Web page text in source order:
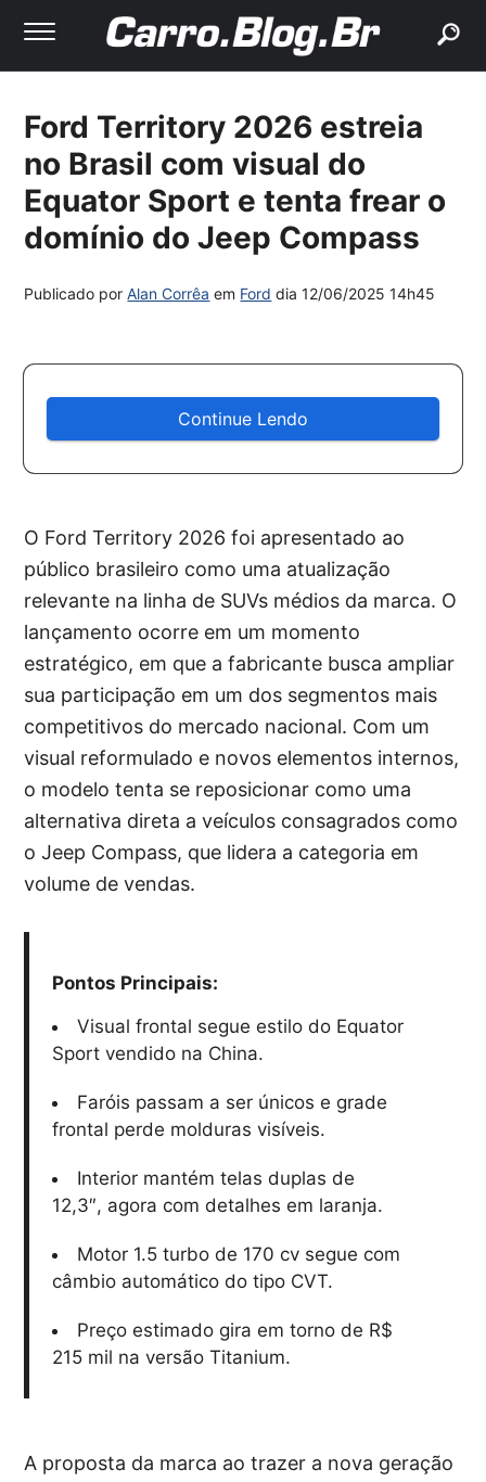
Ford Territory 2026 estreia
no Brasil com visual do
Equator Sport e tenta frear o
domínio do Jeep Compass
Publicado porAlan Corrêa em Ford dia12/06/2025 14h45
Continue Lendo
O Ford Territory 2026 foi apresentado ao
público brasileiro como uma atualização
relevante na linha de SUVs médios da marca. O
lançamento ocorre em um momento
estratégico, em que a fabricante busca ampliar
sua participação em um dos segmentos mais
competitivos do mercado nacional. Com um
visual reformulado e novos elementos internos,
o modelo tenta se reposicionar como uma
alternativa direta a veículos consagrados como
o Jeep Compass, que lidera a categoria em
volume de vendas.
Pontos Principais:
Visual frontal segue estilo do Equator
Sport vendido na China.
Faróis passam a ser únicos e grade
frontal perde molduras visíveis.
Interior mantém telas duplas de
12,3″, agora com detalhes em laranja.
Motor 1.5 turbo de 170 cv segue com
câmbio automático do tipo CVT.
Preço estimado gira em torno de R$
215 mil na versão Titanium.
A proposta da marca ao trazer a nova geração